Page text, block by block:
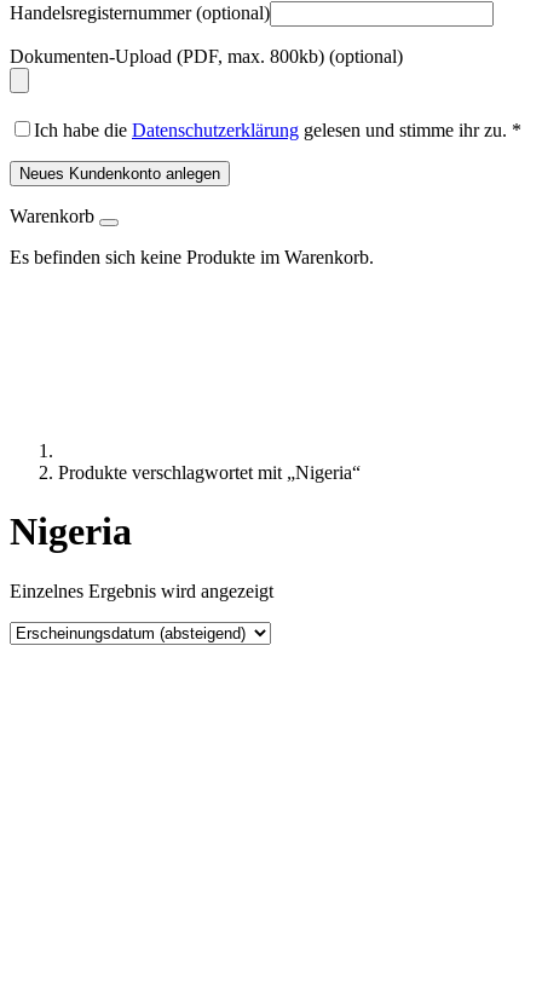
Handelsregisternummer(optional)
Dokumenten-Upload (PDF, max. 800kb) (optional)
Ich habe die Datenschutzerklärung gelesen und stimme ihr zu. *
Neues Kundenkonto anlegen
Warenkorb
Es befinden sich keine Produkte im Warenkorb.
Produkte verschlagwortet mit „Nigeria“
Nigeria
Einzelnes Ergebnis wird angezeigt